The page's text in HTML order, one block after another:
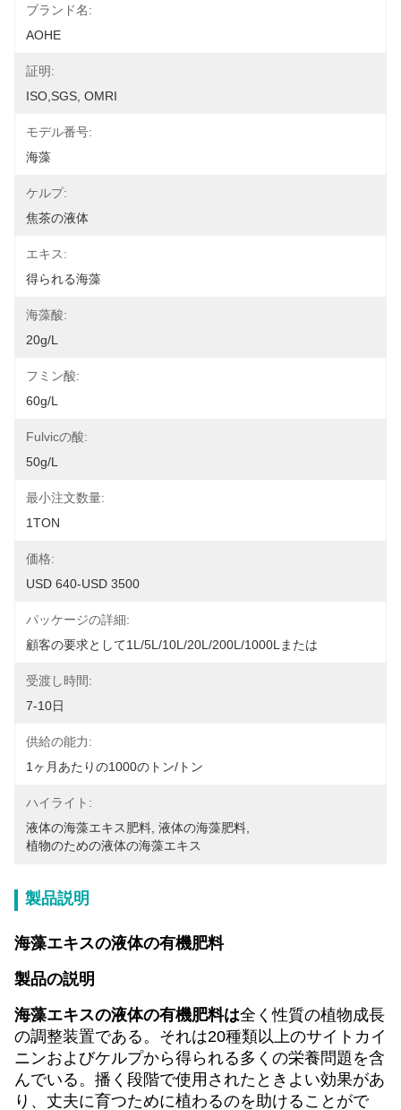
ブランド名:
AOHE
証明:
ISO,SGS, OMRI
モデル番号:
海藻
ケルプ:
焦茶の液体
エキス:
得られる海藻
海藻酸:
20g/L
フミン酸:
60g/L
Fulvicの酸:
50g/L
最小注文数量:
1TON
価格:
USD 640-USD 3500
パッケージの詳細:
顧客の要求として1L/5L/10L/20L/200L/1000Lまたは
受渡し時間:
7-10日
供給の能力:
1ヶ月あたりの1000のトン/トン
ハイライト:
液体の海藻エキス肥料 液体の海藻肥料
植物のための液体の海藻エキス
製品説明
海藻エキスの液体の有機肥料
製品の説明
海藻エキスの液体の有機肥料は全く性質の植物成長
の調整装置である。それは20種類以上のサイトカイ
ニンおよびケルプから得られる多くの栄養問題を含
んでいる。播く段階で使用されたときよい効果があ
り、丈夫に育つために植わるのを助けることがで